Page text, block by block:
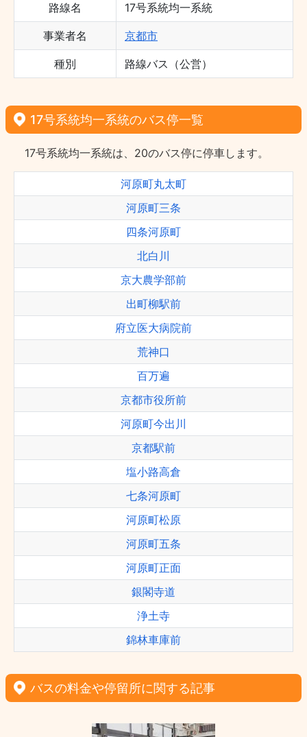
路線名 17号系統均一系統
事業者名 京都市
種別 路線バス（公営）
17号系統均一系統のバス停一覧
17号系統均一系統は、20のバス停に停車します。
河原町丸太町
河原町三条
四条河原町
北白川
京大農学部前
出町柳駅前
府立医大病院前
荒神口
百万遍
京都市役所前
河原町今出川
京都駅前
塩小路高倉
七条河原町
河原町松原
河原町五条
河原町正面
銀閣寺道
浄土寺
錦林車庫前
バスの料金や停留所に関する記事